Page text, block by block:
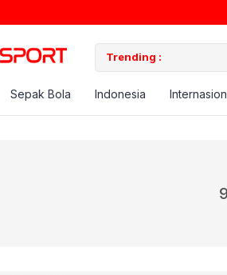
Trending :
Sepak Bola Indonesia